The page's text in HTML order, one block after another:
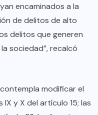
encaminados a la
de delitos de alto
delitos que generen
sociedad”, recalcó
modificar el
y X del artículo 15; las